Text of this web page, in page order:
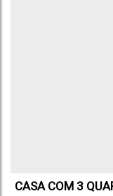
CASA COM 3